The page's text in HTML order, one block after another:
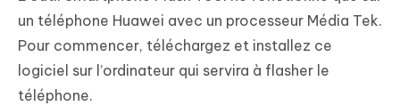
un téléphone Huawei avec un processeur Média Tek.
Pour commencer, téléchargez et installez ce
logiciel sur l’ordinateur qui servira à flasher le
téléphone.